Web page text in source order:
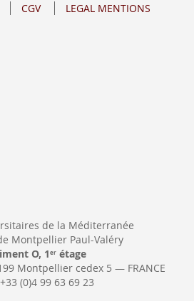
CGV LEGAL MENTIONS
de la Méditerranée
Montpellier Paul-Valéry
O, 1erétage
Montpellier cedex 5 — FRANCE
(0)4 99 63 69 23